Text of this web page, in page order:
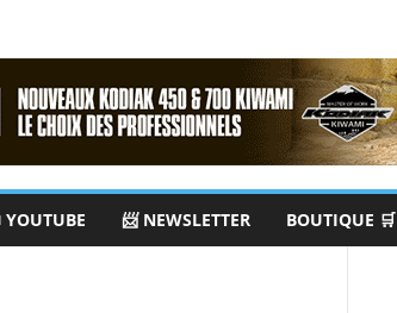
📨 NEWSLETTER BOUTIQUE 🛒